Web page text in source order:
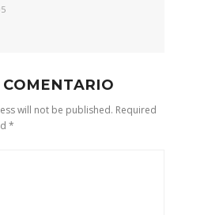
will not be published. Required
*